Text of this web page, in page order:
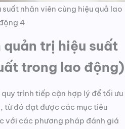
nhân viên cùng hiệu quả lao
4
quản trị hiệu suất
trong lao động)
trình tiếp cận hợp lý để tối ưu
từ đó đạt được các mục tiêu
với các phương pháp đánh giá